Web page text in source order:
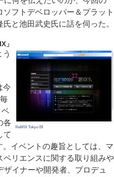
フトデベロッパー＆プラット
と池田武史氏に話を伺った。
」
ReMIX Tokyo 09
今
各
て
イベントの趣旨としては、マ
リエンスに関する取り組みや
イナーや開発者、プロデュ